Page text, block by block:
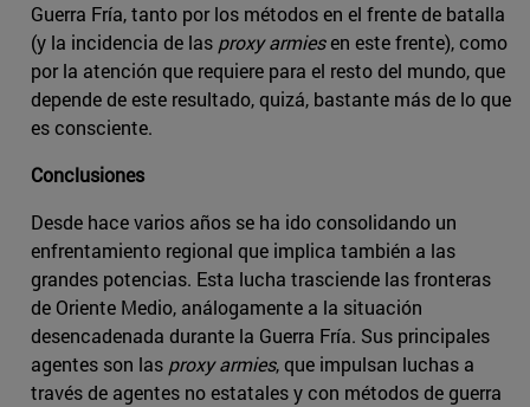
Guerra Fría, tanto por los métodos en el frente de batalla
(y la incidencia de las proxy armiesen este frente), como
por la atención que requiere para el resto del mundo, que
depende de este resultado, quizá, bastante más de lo que
es consciente.
Conclusiones
Desde hace varios años se ha ido consolidando un
enfrentamiento regional que implica también a las
grandes potencias. Esta lucha trasciende las fronteras
de Oriente Medio, análogamente a la situación
desencadenada durante la Guerra Fría. Sus principales
agentes son las proxy armies, que impulsan luchas a
través de agentes no estatales y con métodos de guerra